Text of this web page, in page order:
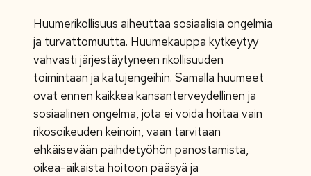
Huumerikollisuus aiheuttaa sosiaalisia ongelmia
ja turvattomuutta. Huumekauppa kytkeytyy
vahvasti järjestäytyneen rikollisuuden
toimintaan ja katujengeihin. Samalla huumeet
ovat ennen kaikkea kansanterveydellinen ja
sosiaalinen ongelma, jota ei voida hoitaa vain
rikosoikeuden keinoin, vaan tarvitaan
ehkäisevään päihdetyöhön panostamista,
oikea-aikaista hoitoon pääsyä ja